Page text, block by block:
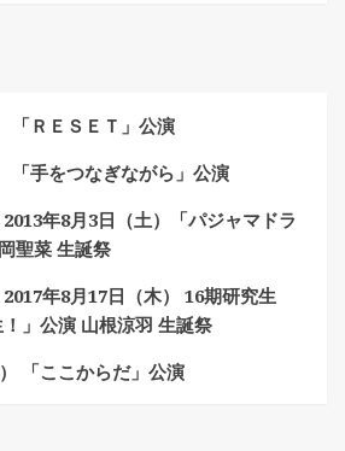
「ＲＥＳＥＴ」公演
「手をつなぎながら」公演
2013年8月3日（土）「パジャマドラ
聖菜 生誕祭
2017年8月17日（木） 16期研究生
！」公演 山根涼羽 生誕祭
「ここからだ」公演